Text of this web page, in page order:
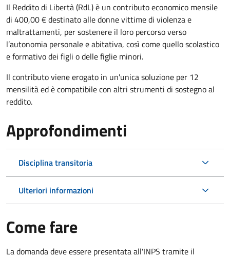
Il Reddito di Libertà (RdL) è un contributo economico mensile
di 400,00 € destinato alle donne vittime di violenza e
maltrattamenti, per sostenere il loro percorso verso
l’autonomia personale e abitativa, così come quello scolastico
e formativo dei figli o delle figlie minori.
Il contributo viene erogato in un'unica soluzione per 12
mensilità ed è compatibile con altri strumenti di sostegno al
reddito.
Approfondimenti
Disciplina transitoria
Ulteriori informazioni
Come fare
La domanda deve essere presentata all'INPS tramite il